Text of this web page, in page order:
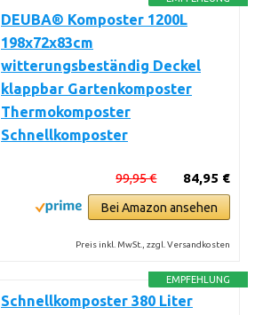
DEUBA® Komposter 1200L
198x72x83cm
witterungsbeständig Deckel
klappbar Gartenkomposter
Thermokomposter
Schnellkomposter
84,95 €
99,95 €
Bei Amazon ansehen
Preis inkl. MwSt., zzgl. Versandkosten
EMPFEHLUNG
Schnellkomposter 380 Liter